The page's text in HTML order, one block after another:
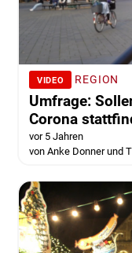
VIDEO REGION
Umfrage:
Corona
vor 5 Jahren
von Anke Donner und